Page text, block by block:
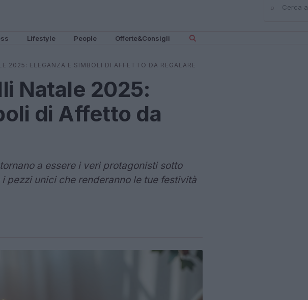
⌕Cerca
Lifestyle People Offerte&Consigli
2025: ELEGANZA E SIMBOLI DI AFFETTO DA REGALARE
Natale 2025:
di Affetto da
a essere i veri protagonisti sotto
pezzi unici che renderanno le tue festività